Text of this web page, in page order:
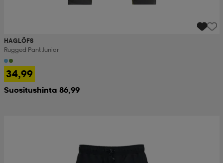
HAGLÖFS
Rugged Pant Junior
34,99
Suositushinta 86,99